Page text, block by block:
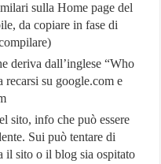
sulla Home page del
da copiare in fase di
deriva dall’inglese “Who
recarsi su google.com e
sito, info che può essere
Sui può tentare di
il sito o il blog sia ospitato